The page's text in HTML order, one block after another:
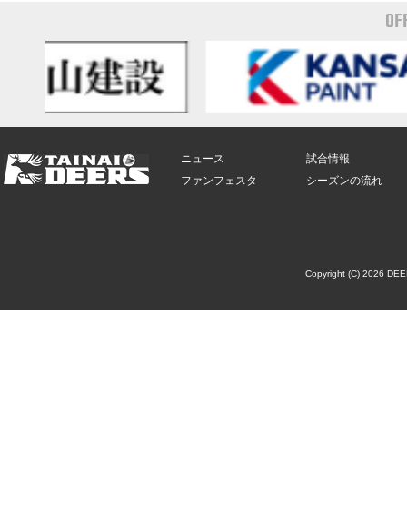
ニュース
ファンフェスタ
試合情報
シーズンの流れ
Copyright (C) 2026